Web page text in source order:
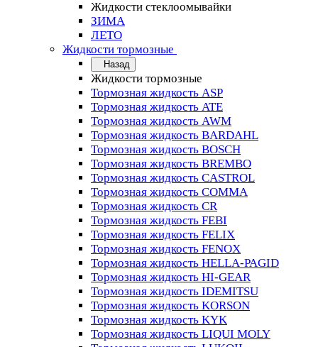
Жидкости стеклоомывайки
ЗИМА
ЛЕТО
Жидкости тормозные
Назад
Жидкости тормозные
Тормозная жидкость ASP
Тормозная жидкость ATE
Тормозная жидкость AWM
Тормозная жидкость BARDAHL
Тормозная жидкость BOSCH
Тормозная жидкость BREMBO
Тормозная жидкость CASTROL
Тормозная жидкость COMMA
Тормозная жидкость CR
Тормозная жидкость FEBI
Тормозная жидкость FELIX
Тормозная жидкость FENOX
Тормозная жидкость HELLA-PAGID
Тормозная жидкость HI-GEAR
Тормозная жидкость IDEMITSU
Тормозная жидкость KORSON
Тормозная жидкость KYK
Тормозная жидкость LIQUI MOLY